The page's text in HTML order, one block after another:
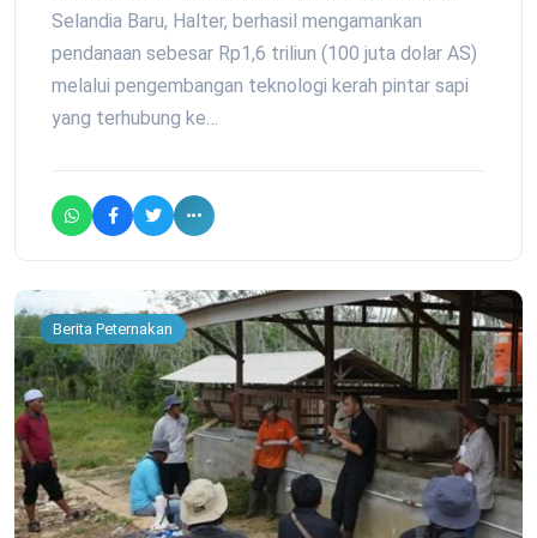
Selandia Baru, Halter, berhasil mengamankan
pendanaan sebesar Rp1,6 triliun (100 juta dolar AS)
melalui pengembangan teknologi kerah pintar sapi
yang terhubung ke…
Berita Peternakan